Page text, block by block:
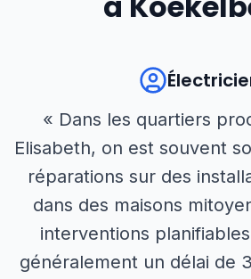
« Dans les quartiers
Elisabeth, on est souvent
réparations sur des
dans des maisons
interventions
généralement un délai de